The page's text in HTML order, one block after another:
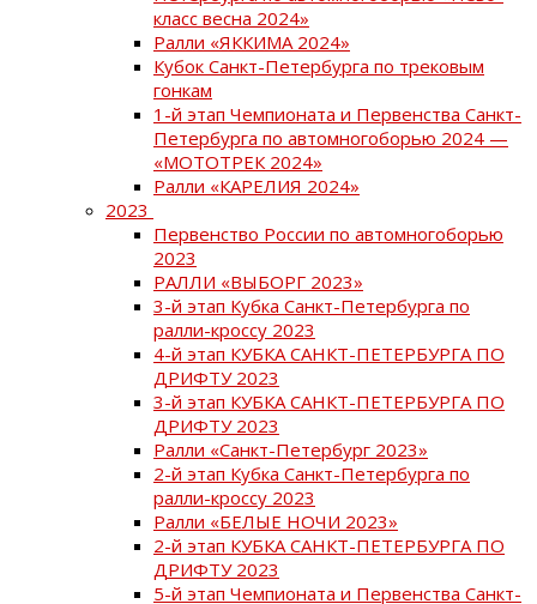
класс весна 2024»
Ралли «ЯККИМА 2024»
Кубок Санкт-Петербурга по трековым
гонкам
1-й этап Чемпионата и Первенства Санкт-
Петербурга по автомногоборью 2024 —
«МОТОТРЕК 2024»
Ралли «КАРЕЛИЯ 2024»
2023
Первенство России по автомногоборью
2023
РАЛЛИ «ВЫБОРГ 2023»
3-й этап Кубка Санкт-Петербурга по
ралли-кроссу 2023
4-й этап КУБКА САНКТ-ПЕТЕРБУРГА ПО
ДРИФТУ 2023
3-й этап КУБКА САНКТ-ПЕТЕРБУРГА ПО
ДРИФТУ 2023
Ралли «Санкт-Петербург 2023»
2-й этап Кубка Санкт-Петербурга по
ралли-кроссу 2023
Ралли «БЕЛЫЕ НОЧИ 2023»
2-й этап КУБКА САНКТ-ПЕТЕРБУРГА ПО
ДРИФТУ 2023
5-й этап Чемпионата и Первенства Санкт-